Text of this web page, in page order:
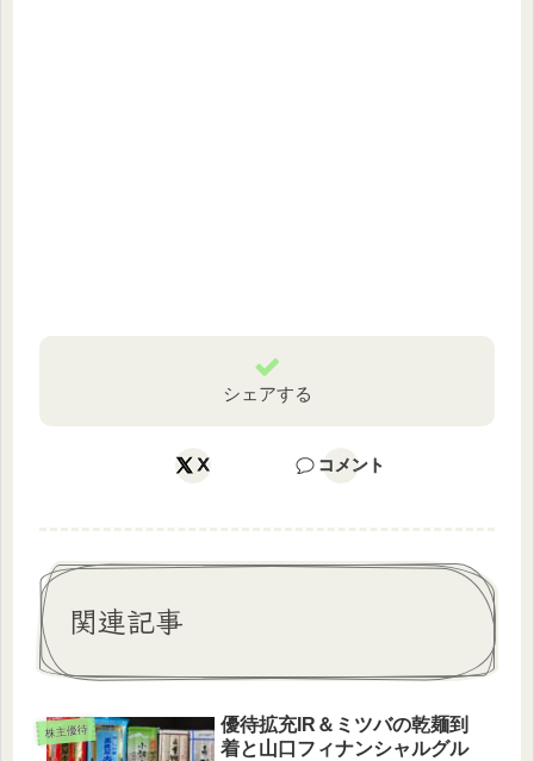
シェアする
X コメント
関連記事
株主優待
優待拡充IR＆ミツバの乾麺到
着と山口フィナンシャルグル